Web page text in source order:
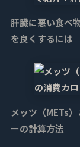
肝臓に悪い食べ
を良くするには
メッツ（METs
ーの計算方法